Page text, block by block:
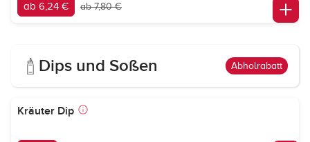
ab 6,24 € ab 7,80 €
Dips und Soßen Abholrabatt
Kräuter Dip